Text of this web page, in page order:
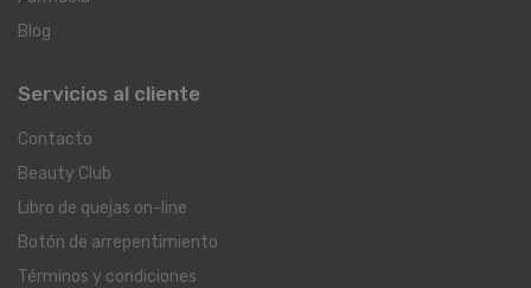
Blog
Servicios al cliente
Contacto
Beauty Club
Libro de quejas on-line
Botón de arrepentimiento
Términos y condiciones